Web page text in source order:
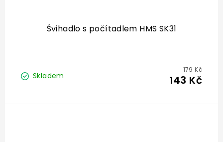
Švihadlo s počítadlem HMS SK31
Skladem
179 Kč
143 Kč